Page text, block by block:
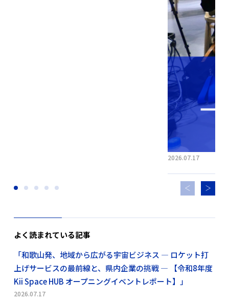
2026.07.17
よく読まれている記事
「和歌山発、地域から広がる宇宙ビジネス ― ロケット打
上げサービスの最前線と、県内企業の挑戦 ― 【令和8年度
Kii Space HUB オープニングイベントレポート】」
2026.07.17